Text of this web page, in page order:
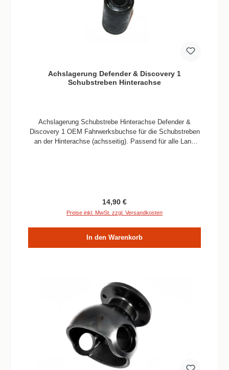
Achslagerung Defender & Discovery 1
Schubstreben Hinterachse
Achslagerung Schubstrebe Hinterachse Defender &
Discovery 1 OEM Fahrwerksbuchse für die Schubstreben
an der Hinterachse (achsseitig). Passend für alle Land
Regulärer Preis:
14,90 €
Preise inkl. MwSt. zzgl. Versandkosten
In den Warenkorb